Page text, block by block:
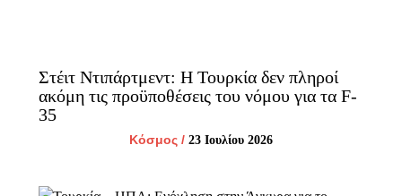
Στέιτ Ντιπάρτμεντ: Η Τουρκία δεν πληροί
ακόμη τις προϋποθέσεις του νόμου για τα F-
35
Κόσμος / 23 Ιουλίου 2026